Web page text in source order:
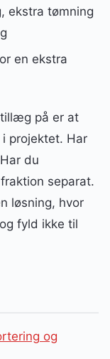
ekstra tømning
en ekstra
på er at
projektet. Har
du
separat.
løsning, hvor
fyld ikke til
og